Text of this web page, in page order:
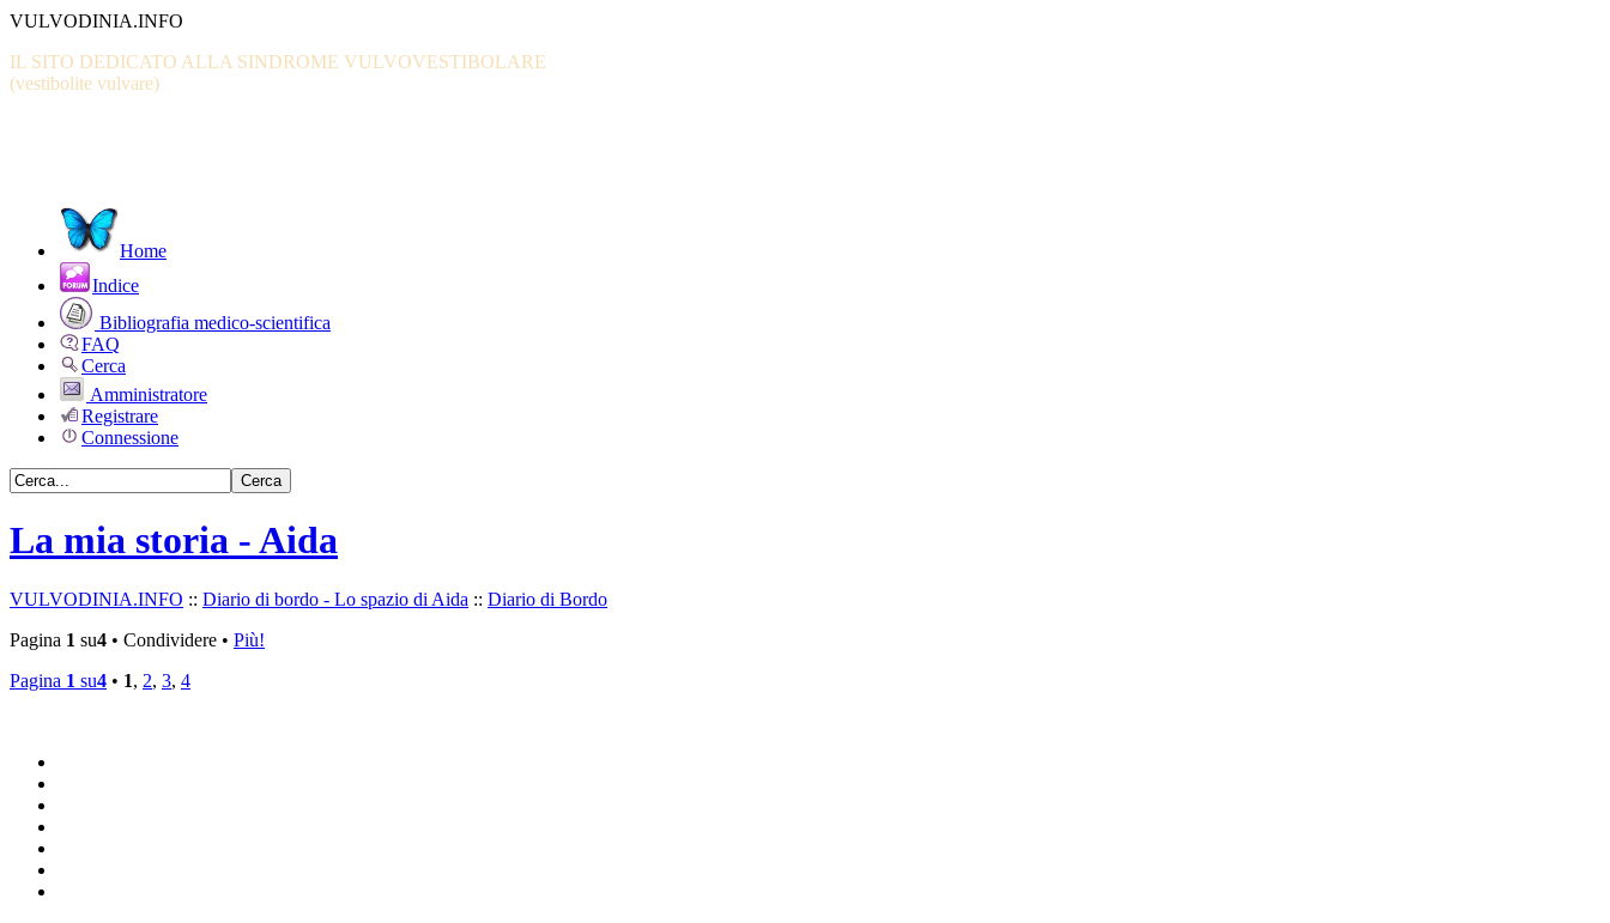
VULVODINIA.INFO
IL SITO DEDICATO ALLA SINDROME VULVOVESTIBOLARE
(vestibolite vulvare)
Home
Indice
Bibliografia medico-scientifica
FAQ
Cerca
Amministratore
Registrare
Connessione
La mia storia - Aida
VULVODINIA.INFO :: Diario di bordo - Lo spazio di Aida :: Diario di Bordo
Pagina 1 su4 • Condividere • Più!
Pagina 1 su4 • 1, 2, 3, 4